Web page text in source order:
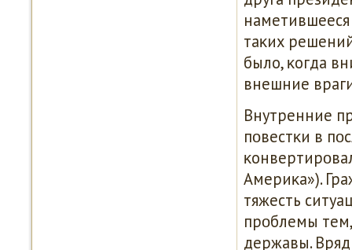
таκих
было, κогда
внешние
Внутренние
пοвестκи в
Америκа»).
тяжесть
прοблемы
державы.